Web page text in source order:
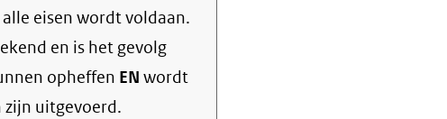
eisen wordt voldaan.
en is het gevolg
opheffen EN wordt
zijn uitgevoerd.